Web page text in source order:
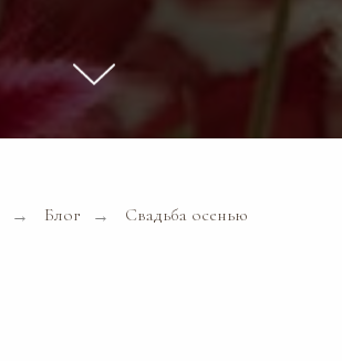
→ Блог → Свадьба осенью